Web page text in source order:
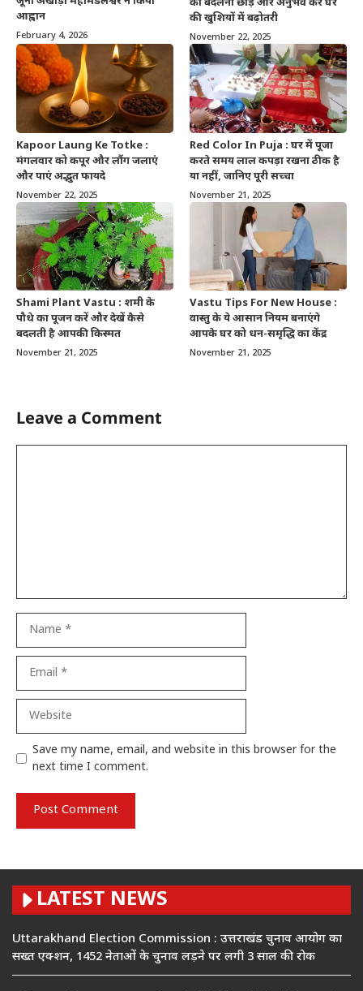
आह्वान
February 4, 2026
को बदलना छोड़ें और अनुभव करें घर
की खुशियों में बढ़ोतरी
November 22, 2025
Kapoor Laung Ke Totke :
मंगलवार को कपूर और लौंग जलाएं
और पाएं अद्भुत फायदे
November 22, 2025
Red Color In Puja : घर में पूजा
करते समय लाल कपड़ा रखना ठीक है
या नहीं, जानिए पूरी सच्चा
November 21, 2025
Shami Plant Vastu : शमी के
पौधे का पूजन करें और देखें कैसे
बदलती है आपकी किस्मत
November 21, 2025
Vastu Tips For New House :
वास्तु के ये आसान नियम बनाएंगे
आपके घर को धन-समृद्धि का केंद्र
November 21, 2025
Leave a Comment
Save my name, email, and website in this browser for the
next time I comment.
LATEST NEWS
Uttarakhand Election Commission : उत्तराखंड चुनाव आयोग का
सख्त एक्शन, 1452 नेताओं के चुनाव लड़ने पर लगी 3 साल की रोक